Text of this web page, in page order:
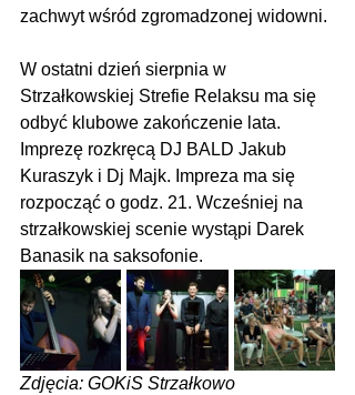
zachwyt wśród zgromadzonej widowni.
W ostatni dzień sierpnia w
Strzałkowskiej Strefie Relaksu ma się
odbyć klubowe zakończenie lata.
Imprezę rozkręcą DJ BALD Jakub
Kuraszyk i Dj Majk. Impreza ma się
rozpocząć o godz. 21. Wcześniej na
strzałkowskiej scenie wystąpi Darek
Banasik na saksofonie.
Zdjęcia: GOKiS Strzałkowo